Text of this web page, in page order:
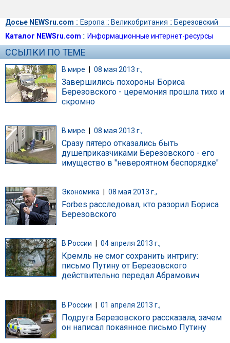
Досье NEWSru.com :: Европа :: Великобритания :: Березовский
Каталог NEWSru.com :: Информационные интернет-ресурсы
ССЫЛКИ ПО ТЕМЕ
В мире | 08 мая 2013 г.,
Завершились похороны Бориса
Березовского - церемония прошла тихо и
скромно
В мире 08 мая 2013 г.,
Сразу пятеро отказались быть
душеприказчиками Березовского - его
имущество в "невероятном беспорядке"
Экономика 08 мая 2013 г.,
Forbes расследовал, кто разорил Бориса
Березовского
В России 04 апреля 2013 г.,
Кремль не смог сохранить интригу:
письмо Путину от Березовского
действительно передал Абрамович
В России | 01 апреля 2013 г.,
Подруга Березовского рассказала, зачем
он написал покаянное письмо Путину